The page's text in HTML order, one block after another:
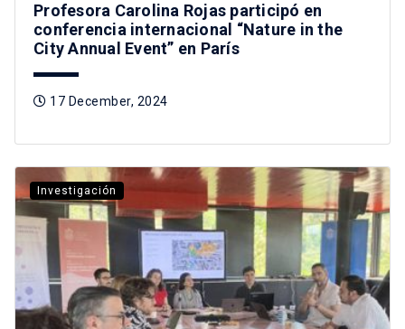
Profesora Carolina Rojas participó en
conferencia internacional “Nature in the
City Annual Event” en París
17 December, 2024
Investigación